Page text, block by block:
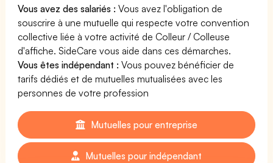
Vous avez des salariés : Vous avez l'obligation de
souscrire à une mutuelle qui respecte votre convention
collective liée à votre activité de Colleur / Colleuse
d'affiche. SideCare vous aide dans ces démarches.
Vous êtes indépendant : Vous pouvez bénéficier de
tarifs dédiés et de mutuelles mutualisées avec les
personnes de votre profession
Mutuelles pour entreprise
Mutuelles pour indépendant